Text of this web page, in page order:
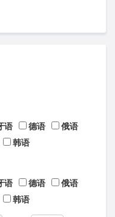
语 德语
俄语
韩语
语 德语
俄语
韩语